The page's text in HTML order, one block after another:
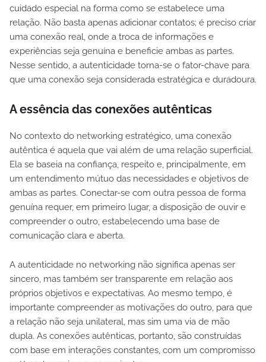
cuidado especial na forma como se estabelece uma
relação. Não basta apenas adicionar contatos; é preciso criar
uma conexão real, onde a troca de informações e
experiências seja genuína e beneficie ambas as partes.
Nesse sentido, a autenticidade torna-se o fator-chave para
que uma conexão seja considerada estratégica e duradoura.
A essência das conexões autênticas
No contexto do networking estratégico, uma conexão
autêntica é aquela que vai além de uma relação superficial.
Ela se baseia na confiança, respeito e, principalmente, em
um entendimento mútuo das necessidades e objetivos de
ambas as partes. Conectar-se com outra pessoa de forma
genuína requer, em primeiro lugar, a disposição de ouvir e
compreender o outro, estabelecendo uma base de
comunicação clara e aberta.
A autenticidade no networking não significa apenas ser
sincero, mas também ser transparente em relação aos
próprios objetivos e expectativas. Ao mesmo tempo, é
importante compreender as motivações do outro, para que
a relação não seja unilateral, mas sim uma via de mão
dupla. As conexões autênticas, portanto, são construídas
com base em interações constantes, com um compromisso